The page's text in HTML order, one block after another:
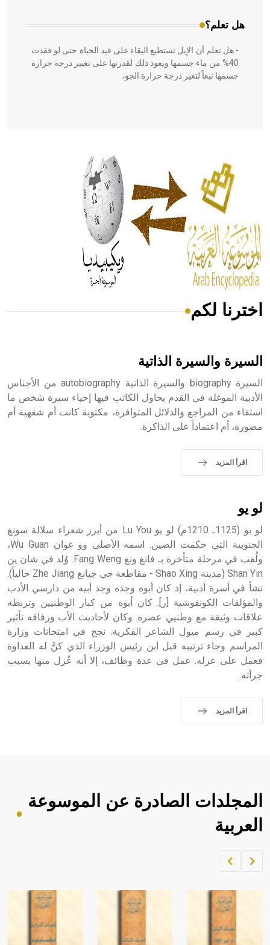
هل تعلم؟
- هل تعلم أن الإبل تستطيع البقاء على قيد الحياة حتى لو فقدت
40% من ماء جسمها ويعود ذلك لقدرتها على تغيير درجة حرارة
جسمها تبعاً لتغير درجة حرارة الجو،
الحكم، الأدلة، تنظيم التغذية، ورسالته في جروح الرأس. ويعود
له الفضل بأنه حرر الطب من الدين والفلسفة.
- هل تعلم أن المرجان إفراز حيواني يتكون في البحر ويتركب
من مادة كربونات الكلسيوم، وهو أحمر أو شديد الحمرة وهو
أجود أنواعه، ويمتاز بكبر الحجم ويسمى الش
هل تعلم أن الأبسيد كلمة فرنسية اللفظ تم اعتمادها مصطلحاً
- هل تعلم أن أبجر Abgar اسم معروف جيداً يعود إلى عدد من
الملوك الذين حكموا مدينة إديسا (الرها) من أبجر الأول وحتى
حيث تقتصر القيمة الصوتية للعلامة الك
اخترنا لكم
السيرة والسيرة الذاتية
السيرة biography والسيرة الذاتية autobiography من الأجناس
الأدبية الموغلة في القدم يحاول الكاتب فيها إحياء سيرة شخص ما
استقاء من المراجع والدلائل المتوافرة، مكتوبة كانت أم شفهية أم
مصورة، أم اعتماداً على الذاكرة.
اقرأ المزيد
لو يو
لو يو (1125ـ 1210م) لو يو Lu You من أبرز شعراء سلالة سونغ
الجنوبية التي حكمت الصين. اسمه الأصلي وو غوان Wu Guan،
ولُقب في مرحلة متأخرة بـ فانغ ونغ Fang Weng. وُلد في شان ين
Shan Yin (مدينة Shao Xing - مقاطعة حي جيانغ Zhe Jiang حالياً).
نشأ في أسرة أدبية، إذ كان أبوه وجده وجد أبيه من دارسي الأدب
والمؤلفات الكونفوشية [ر]. كان أبوه من كبار الوطنيين وتربطه
علاقات وثيقة مع وطنيي عصره. وكان لأحاديث الأب ورفاقه تأثير
كبير في رسم ميول الشاعر الفكرية. نجح في امتحانات وزارة
المراسم وجاء ترتيبه قبل ابن رئيس الوزراء الذي كنَّ له العداوة
فعمل على عزله. عمل في عدة وظائف، إلا أنه عُزل منها بسبب
جرأته.
اقرأ المزيد
المجلدات الصادرة عن الموسوعة
العربية